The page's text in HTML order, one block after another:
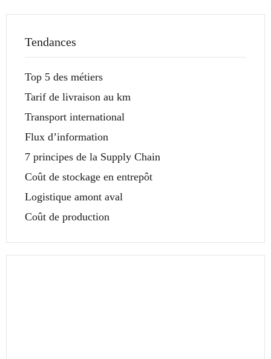
Tendances
Top 5 des métiers
Tarif de livraison au km
Transport international
Flux d’information
7 principes de la Supply Chain
Coût de stockage en entrepôt
Logistique amont aval
Coût de production